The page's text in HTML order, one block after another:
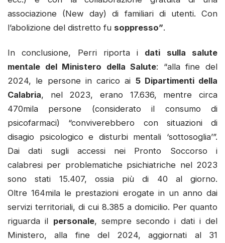
associazione (New day) di familiari di utenti. Con
l’abolizione del distretto fu soppresso”.
In conclusione, Perri riporta i dati sulla salute
mentale del Ministero della Salute: “alla fine del
2024, le persone in carico ai 5 Dipartimenti della
Calabria, nel 2023, erano 17.636, mentre circa
470mila persone (considerato il consumo di
psicofarmaci) “conviverebbero con situazioni di
disagio psicologico e disturbi mentali ‘sottosoglia’”.
Dai dati sugli accessi nei Pronto Soccorso i
calabresi per problematiche psichiatriche nel 2023
sono stati 15.407, ossia più di 40 al giorno.
Oltre 164mila le prestazioni erogate in un anno dai
servizi territoriali, di cui 8.385 a domicilio. Per quanto
riguarda il personale, sempre secondo i dati i del
Ministero, alla fine del 2024, aggiornati al 31